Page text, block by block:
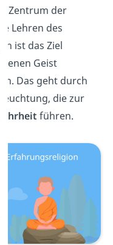
Zentrum der
Lehren des
ist das Ziel
Geist
Das geht durch
die zur
führen.